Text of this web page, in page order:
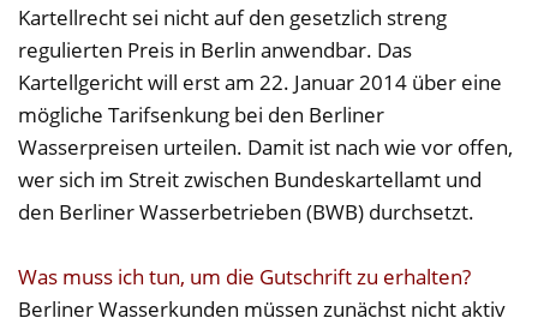
Kartellrecht sei nicht auf den gesetzlich streng
regulierten Preis in Berlin anwendbar. Das
Kartellgericht will erst am 22. Januar 2014 über eine
mögliche Tarifsenkung bei den Berliner
Wasserpreisen urteilen. Damit ist nach wie vor offen,
wer sich im Streit zwischen Bundeskartellamt und
den Berliner Wasserbetrieben (BWB) durchsetzt.
Was muss ich tun, um die Gutschrift zu erhalten?
Berliner Wasserkunden müssen zunächst nicht aktiv